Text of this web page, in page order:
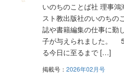
いのちのことば社 理事
スト教出版社のいのちの
誌や書籍編集の仕事に勤
子が与えられました。
る今日に至るまで […]
掲載号： 2026年02月号